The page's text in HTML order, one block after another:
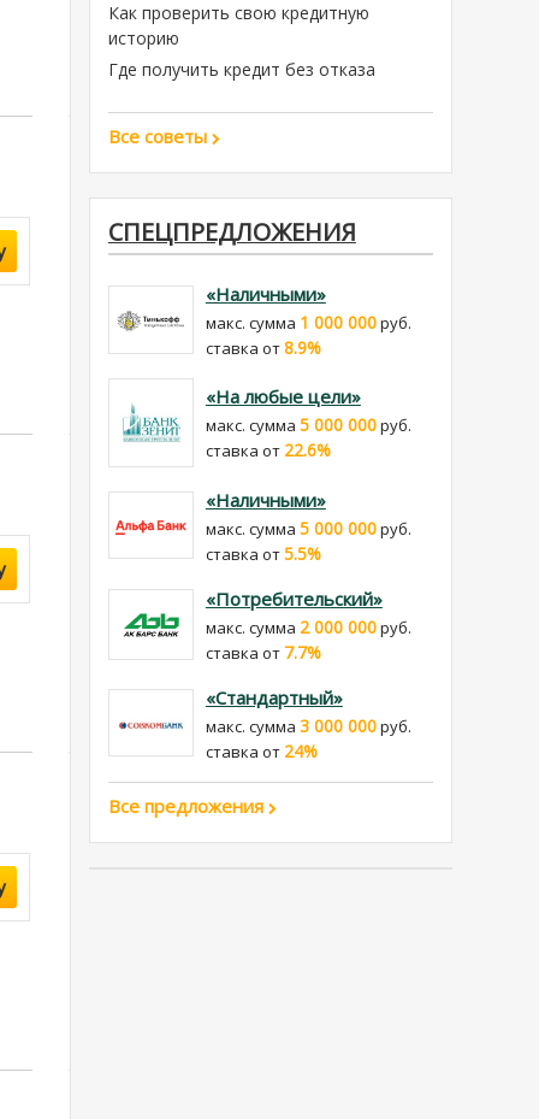
Как проверить свою кредитную
историю
Где получить кредит без отказа
Все советы
СПЕЦПРЕДЛОЖЕНИЯ
«Наличными»
макс. сумма 1 000 000руб.
cтавка от8.9%
«На любые цели»
макс. сумма 5 000 000руб.
cтавка от 22.6%
«Наличными»
макс. сумма 5 000 000руб.
cтавка от5.5%
«Потребительский»
макс. сумма 2 000 000руб.
cтавка от 7.7%
«Стандартный»
макс. сумма 3 000 000руб.
cтавка от 24%
Все предложения